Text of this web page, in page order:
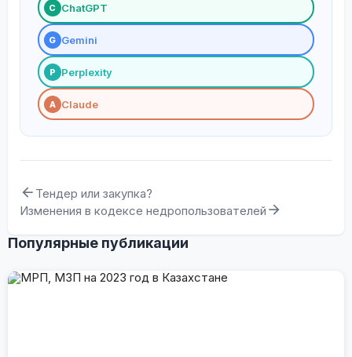
С ChatGPT
G Gemini
P Perplexity
A Claude
Тендер или закупка?
Изменения в кодексе недропользователей
Популярные публикации